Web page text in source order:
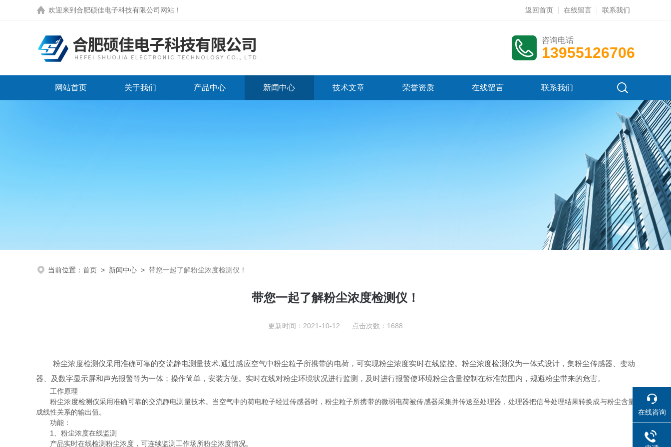
欢迎来到 合肥硕佳电子科技有限公司网站 ！ 返回首页 在线留言 联系我们
咨询电话
13955126706
网站首页 关于我们 产品中心 新闻中心 技术文章 荣誉资质 在线留言 联系我们
当前位置： 首页 > 新闻中心 > 带您一起了解粉尘浓度检测仪！
带您一起了解粉尘浓度检测仪！
更新时间：2021-10-12 点击次数：1688
粉尘浓度检测仪采用准确可靠的交流静电测量技术,通过感应空气中粉尘粒子所携带的电荷，可实现粉尘浓度实时在线监控。粉尘浓度检测仪为一体式设计，集粉尘传感器、变动
器、及数字显示屏和声光报警等为一体；操作简单，安装方便。实时在线对粉尘环境状况进行监测，及时进行报警使环境粉尘含量控制在标准范围内，规避粉尘带来的危害。
工作原理
粉尘浓度检测仪采用准确可靠的交流静电测量技术。当空气中的荷电粒子经过传感器时，粉尘粒子所携带的微弱电荷被传感器采集并传送至处理器，处理器把信号处理结果转换成与粉尘含量
成线性关系的输出值。
功能：
1、粉尘浓度在线监测
产品实时在线检测粉尘浓度，可连续监测工作场所粉尘浓度情况。
在线咨询